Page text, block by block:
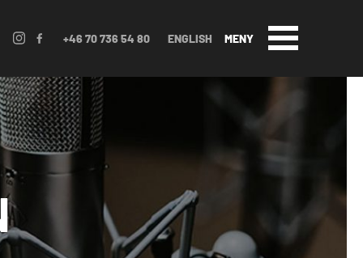
+46 70 736 54 80 ENGLISH MENY